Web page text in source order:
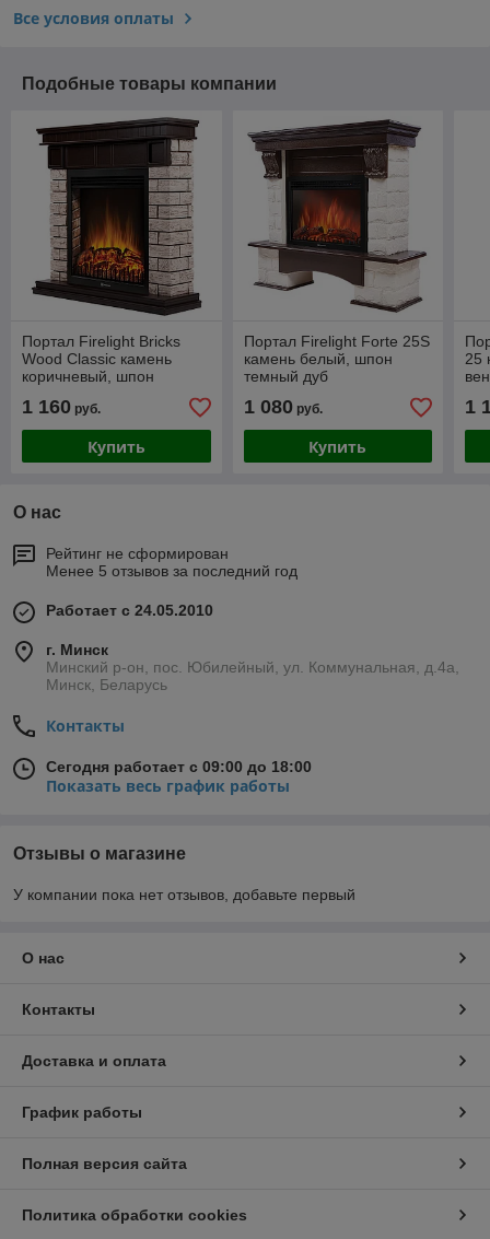
Все условия оплаты
Подобные товары компании
Портал Firelight Bricks
Wood Classic камень
коричневый, шпон
1 160 руб.
Купить
Портал Firelight Forte 25S
камень белый, шпон
темный дуб
1 080руб.
Купить
25
1
О нас
Рейтинг не сформирован
Менее 5 отзывов за последний год
Работает с 24.05.2010
г. Минск
Минский р-он, пос. Юбилейный, ул. Коммунальная, д.4а,
Минск, Беларусь
Контакты
Сегодня работает с 09:00 до 18:00
Показать весь график работы
Отзывы о магазине
У компании пока нет отзывов, добавьте первый
О нас
Контакты
Доставка и оплата
График работы
Полная версия сайта
Политика обработки cookies